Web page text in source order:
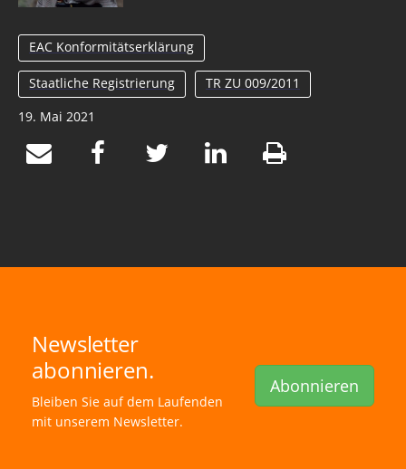
EAC Konformitätserklärung
Staatliche Registrierung
TR ZU 009/2011
19. Mai 2021
Newsletter
abonnieren.
Bleiben Sie auf dem Laufenden
mit unserem Newsletter.
Abonnieren